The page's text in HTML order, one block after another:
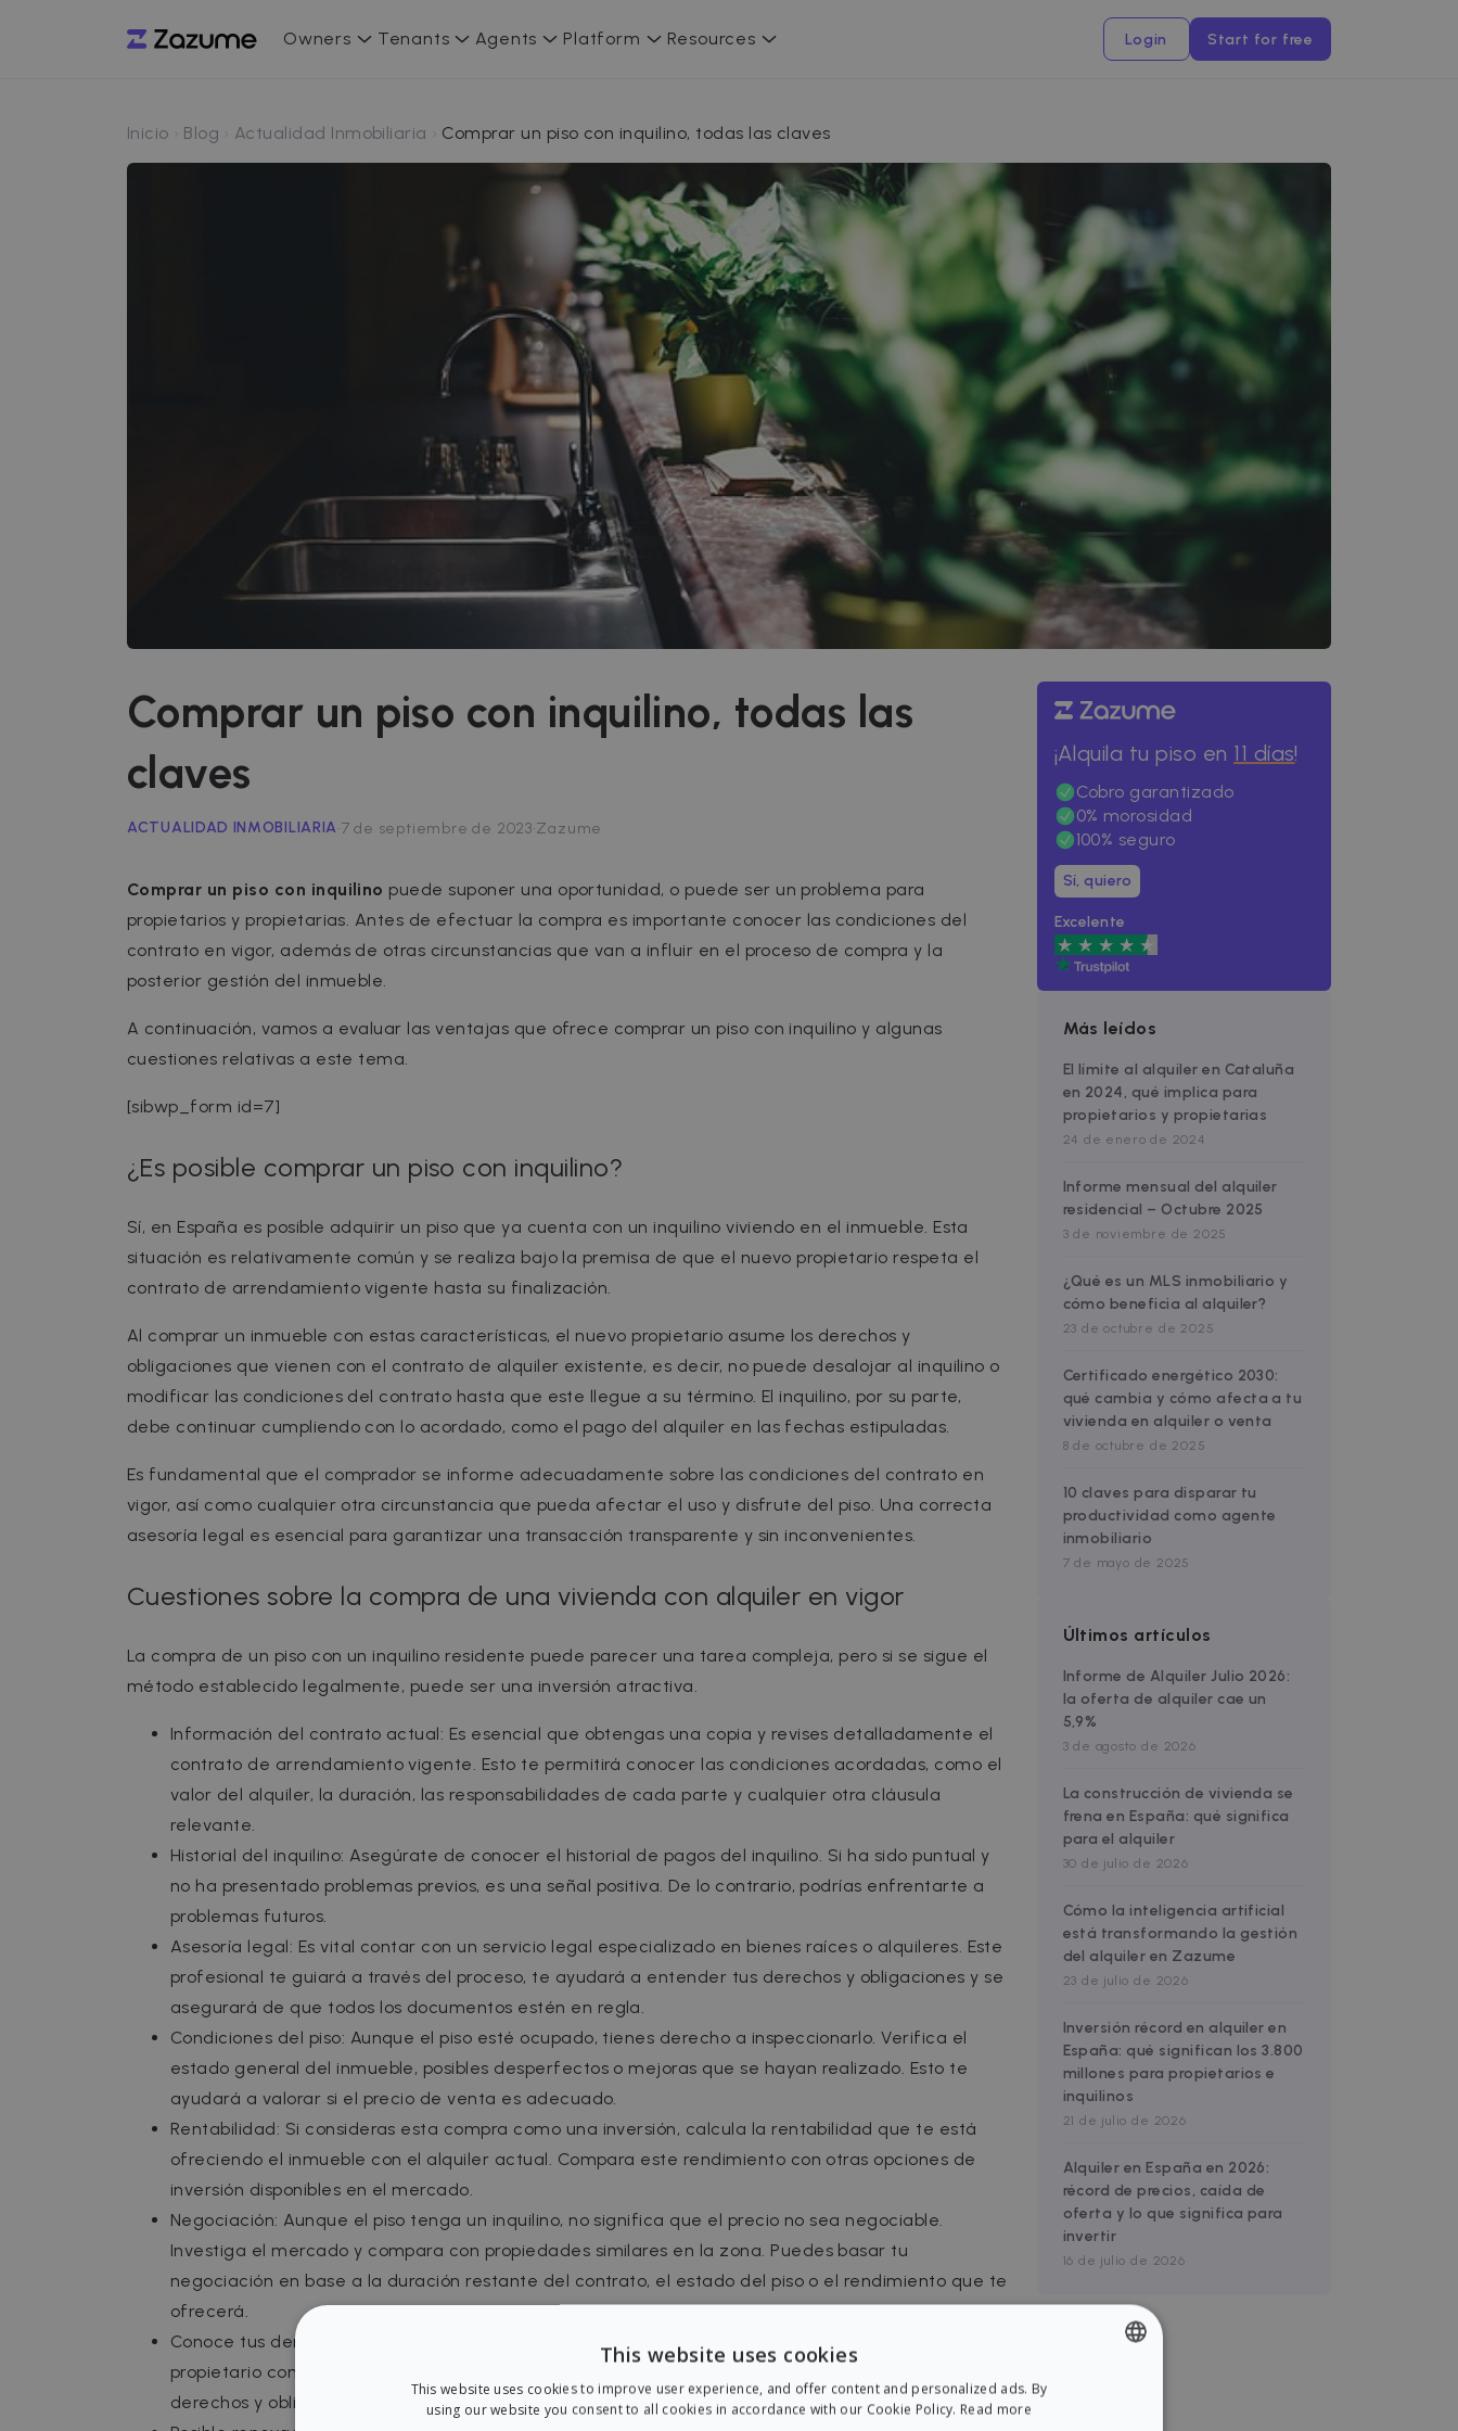
Owners Tenants Agents Platform Resources Login Start for free
Inicio Blog Actualidad Inmobiliaria Comprar un piso con inquilino, todas las claves
Comprar un piso con inquilino, todas las
claves
ACTUALIDAD INMOBILIARIA·7 de septiembre de 2023·Zazume
Comprar un piso con inquilino puede suponer una oportunidad, o puede ser un problema para
propietarios y propietarias. Antes de efectuar la compra es importante conocer las condiciones del
contrato en vigor, además de otras circunstancias que van a influir en el proceso de compra y la
posterior gestión del inmueble.
A continuación, vamos a evaluar las ventajas que ofrece comprar un piso con inquilino y algunas
cuestiones relativas a este tema.
[sibwp_form id=7]
¿Es posible comprar un piso con inquilino?
Sí, en España es posible adquirir un piso que ya cuenta con un inquilino viviendo en el inmueble. Esta
situación es relativamente común y se realiza bajo la premisa de que el nuevo propietario respeta el
contrato de arrendamiento vigente hasta su finalización.
Al comprar un inmueble con estas características, el nuevo propietario asume los derechos y
obligaciones que vienen con el contrato de alquiler existente, es decir, no puede desalojar al inquilino o
modificar las condiciones del contrato hasta que este llegue a su término. El inquilino, por su parte,
debe continuar cumpliendo con lo acordado, como el pago del alquiler en las fechas estipuladas.
Es fundamental que el comprador se informe adecuadamente sobre las condiciones del contrato en
vigor, así como cualquier otra circunstancia que pueda afectar el uso y disfrute del piso. Una correcta
asesoría legal es esencial para garantizar una transacción transparente y sin inconvenientes.
Cuestiones sobre la compra de una vivienda con alquiler en vigor
La compra de un piso con un inquilino residente puede parecer una tarea compleja, pero si se sigue el
método establecido legalmente, puede ser una inversión atractiva.
Información del contrato actual: Es esencial que obtengas una copia y revises detalladamente el
contrato de arrendamiento vigente. Esto te permitirá conocer las condiciones acordadas, como el
valor del alquiler, la duración, las responsabilidades de cada parte y cualquier otra cláusula
relevante.
Historial del inquilino: Asegúrate de conocer el historial de pagos del inquilino. Si ha sido puntual y
no ha presentado problemas previos, es una señal positiva. De lo contrario, podrías enfrentarte a
problemas futuros.
Asesoría legal: Es vital contar con un servicio legal especializado en bienes raíces o alquileres. Este
profesional te guiará a través del proceso, te ayudará a entender tus derechos y obligaciones y se
asegurará de que todos los documentos estén en regla.
Condiciones del piso: Aunque el piso esté ocupado, tienes derecho a inspeccionarlo. Verifica el
estado general del inmueble, posibles desperfectos o mejoras que se hayan realizado. Esto te
ayudará a valorar si el precio de venta es adecuado.
Rentabilidad: Si consideras esta compra como una inversión, calcula la rentabilidad que te está
ofreciendo el inmueble con el alquiler actual. Compara este rendimiento con otras opciones de
inversión disponibles en el mercado.
Negociación: Aunque el piso tenga un inquilino, no significa que el precio no sea negociable.
Investiga el mercado y compara con propiedades similares en la zona. Puedes basar tu
negociación en base a la duración restante del contrato, el estado del piso o el rendimiento que te
ofrecerá.
Conoce tus derechos: En España, la Ley de Arrendamientos Urbanos (LAU) protege tanto al
propietario como al inquilino. Puedes consultar aspectos concretos de la Ley para entender tus
derechos y obligaciones como nuevo propietario.
¡Alquila tu piso en 11 días!
Cobro garantizado
0% morosidad
100% seguro
Sí, quiero
Excelente
Más leídos
El límite al alquiler en Cataluña
en 2024, qué implica para
propietarios y propietarias
24 de enero de 2024
Informe mensual del alquiler
residencial – Octubre 2025
3 de noviembre de 2025
¿Qué es un MLS inmobiliario y
cómo beneficia al alquiler?
23 de octubre de 2025
Certificado energético 2030:
qué cambia y cómo afecta a tu
vivienda en alquiler o venta
8 de octubre de 2025
10 claves para disparar tu
productividad como agente
inmobiliario
7 de mayo de 2025
Últimos artículos
Informe de Alquiler Julio 2026:
la oferta de alquiler cae un
5,9%
3 de agosto de 2026
La construcción de vivienda se
frena en España: qué significa
para el alquiler
30 de julio de 2026
Cómo la inteligencia artificial
está transformando la gestión
del alquiler en Zazume
23 de julio de 2026
Inversión récord en alquiler en
España: qué significan los 3.800
millones para propietarios e
inquilinos
21 de julio de 2026
Alquiler en España en 2026:
récord de precios, caída de
oferta y lo que significa para
invertir
16 de julio de 2026
This website uses cookies
This website uses cookies to improve user experience, and offer content and personalized ads. By
using our website you consent to all cookies in accordance with our Cookie Policy. Read more